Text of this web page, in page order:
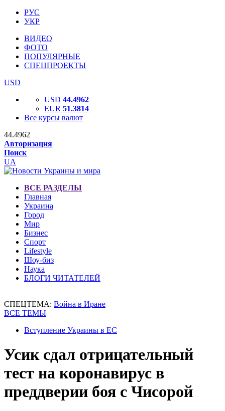
РУС
УКР
ВИДЕО
ФОТО
ПОПУЛЯРНЫЕ
СПЕЦПРОЕКТЫ
USD
USD 44.4962
EUR 51.3814
Все курсы валют
44.4962
Авторизация
Поиск
UA
ВСЕ РАЗДЕЛЫ
Главная
Украина
Город
Мир
Бизнес
Спорт
Lifestyle
Шоу-биз
Наука
БЛОГИ ЧИТАТЕЛЕЙ
СПЕЦТЕМА: Война в Иране
ВСЕ ТЕМЫ
Вступление Украины в ЕС
Усик сдал отрицательный
тест на коронавирус в
преддверии боя с Чисорой